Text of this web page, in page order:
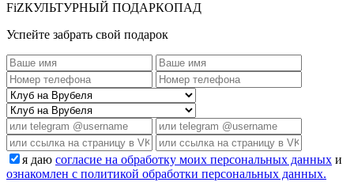
FiZКУЛЬТУРНЫЙ ПОДАРКОПАД
Успейте забрать свой подарок
я даю согласие на обработку моих персональных данных и
ознакомлен с политикой обработки персональных данных.